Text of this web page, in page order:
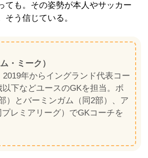
ても。その姿勢が本人やサッカー
そう信じている。
・ミーク）
2019年からイングランド代表コー
下などユースのGKを担当。ボ
）とバーミンガム（同2部）、ア
レミアリーグ）でGKコーチを